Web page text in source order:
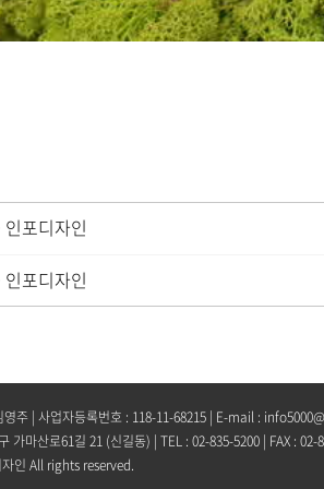
인포디자인
인포디자인
영주 | 사업자등록번호 : 118-11-68215 | E-mail :
가마산로61길 21 (신길동) | TEL : 02-835-5200 | FAX :
인 All rights reserved.